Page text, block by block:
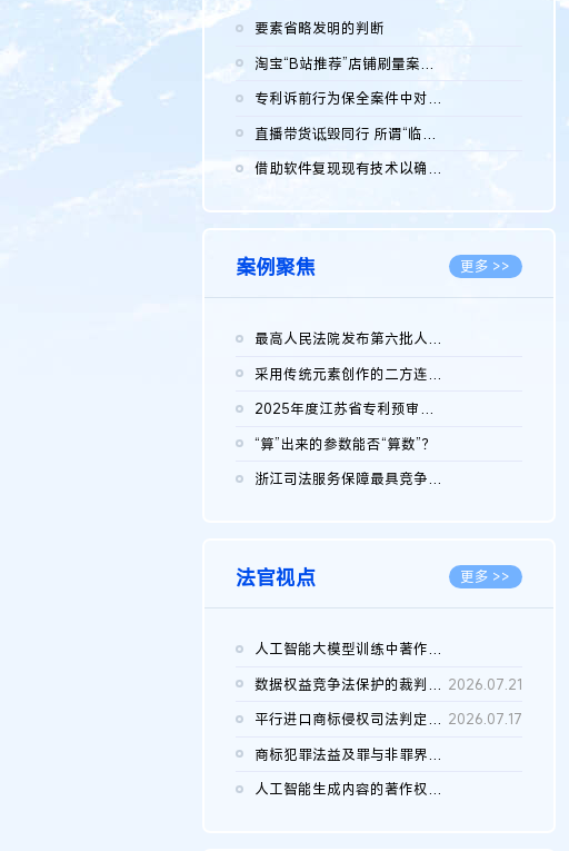
要素省略发明的判断
淘宝“B站推荐”店铺刷量案维持原判，两被告连带赔偿150万元
专利诉前行为保全案件中对仿制药申请人曾作出三类声明的考量及违...
直播带货诋毁同行 所谓“临场发挥”不免责
借助软件复现现有技术以确认相关参数特征是否被公开
案例聚焦 更多 >>
最高人民法院发布第六批人民法院种业知识产权司法保护典型案例 含...
采用传统元素创作的二方连续装饰图案作品的独创性及侵权对比认定
2025年度江苏省专利预审典型案例
“算”出来的参数能否“算数”？
浙江司法服务保障最具竞争力营商环境建设典型案例（第二批）含侵...
法官视点 更多 >>
人工智能大模型训练中著作权的合理使用
2026.07.28
数据权益竞争法保护的裁判路径构建 2026.07.21
平行进口商标侵权司法判定规则的困境与纾解 2026.07.17
商标犯罪法益及罪与非罪界限研究
人工智能生成内容的著作权司法认定：演进逻辑、现实困境与规则建...